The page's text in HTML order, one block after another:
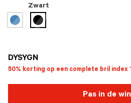
DYSYGN
50% korting op een complete bril index
Zwart
geselecteerd
Pas in de